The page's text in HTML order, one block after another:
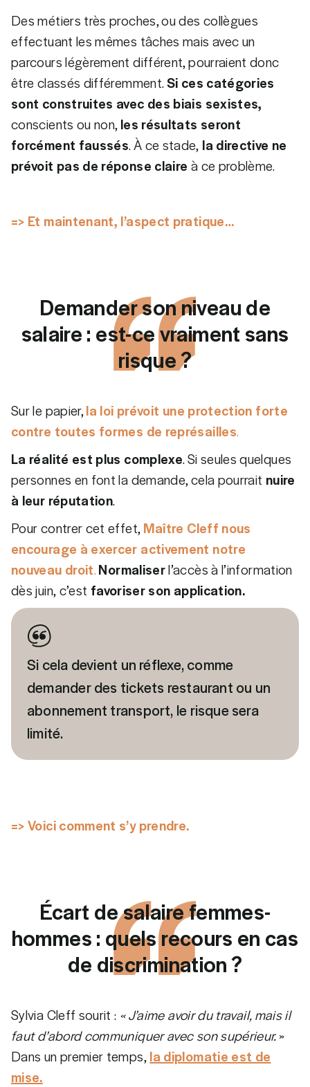
Des métiers très proches, ou des collègues
effectuant les mêmes tâches mais avec un
parcours légèrement différent, pourraient donc
être classés différemment.Si ces catégories
sont construites avec des biais sexistes,
conscients ou non,les résultats seront
forcément faussés. À ce stade, la directive ne
prévoit pas de réponse claire à ce problème.
=> Et maintenant, l’aspect pratique…
Demander son niveau de
salaire : est-ce vraiment sans
risque ?
Sur le papier,la loi prévoit une protection forte
contre toutes formes de représailles.
La réalité est plus complexe. Si seules quelques
personnes en font la demande, cela pourrait nuire
à leur réputation.
Pour contrer cet effet,Maître Cleff nous
encourage à exercer activement notre
nouveau droit.Normaliserl’accès à l’information
dès juin,c’est favoriser son application.
Si cela devient un réflexe, comme
demander des tickets restaurant ou un
abonnement transport, le risque sera
limité.
=> Voici comment s’y prendre.
Écart de salaire femmes-
hommes : quels recours en cas
de discrimination ?
Sylvia Cleff sourit : « J’aime avoir du travail, mais il
faut d’abord communiquer avec son supérieur.»
Dans un premier temps,la diplomatie est de
mise.